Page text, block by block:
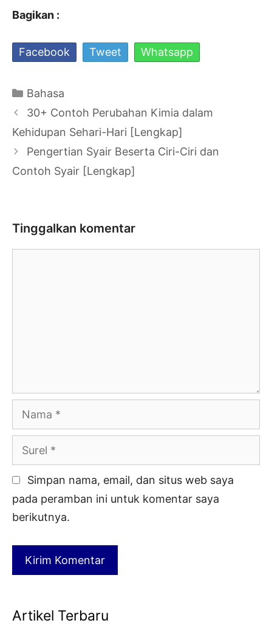
Bagikan :
Facebook Tweet Whatsapp
Kategori
Bahasa
Navigasi
Tulisan
30+ Contoh Perubahan Kimia dalam
Kehidupan Sehari-Hari [Lengkap]
Pengertian Syair Beserta Ciri-Ciri dan
Contoh Syair [Lengkap]
Tinggalkan komentar
Nama
Surel
Simpan nama, email, dan situs web saya
pada peramban ini untuk komentar saya
berikutnya.
Artikel Terbaru